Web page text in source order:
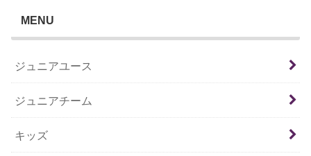
MENU
ジュニアユース
ジュニアチーム
キッズ